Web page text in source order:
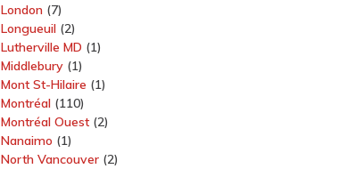
London(7)
Longueuil(2)
Lutherville MD (1)
Middlebury(1)
Mont St-Hilaire (1)
Montréal(110)
Montréal Ouest(2)
Nanaimo (1)
North Vancouver(2)